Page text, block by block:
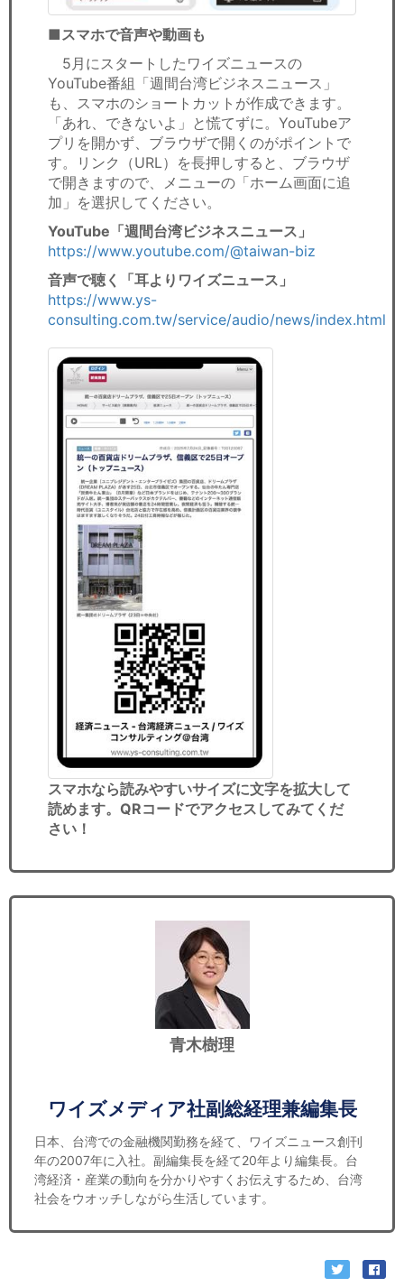
■スマホで音声や動画も
5月にスタートしたワイズニュースの
YouTube番組「週間台湾ビジネスニュース」
も、スマホのショートカットが作成できます。
「あれ、できないよ」と慌てずに。YouTubeア
プリを開かず、ブラウザで開くのがポイントで
す。リンク（URL）を長押しすると、ブラウザ
で開きますので、メニューの「ホーム画面に追
加」を選択してください。
YouTube「週間台湾ビジネスニュース」
https://www.youtube.com/@taiwan-biz
音声で聴く「耳よりワイズニュース」
https://www.ys-
consulting.com.tw/service/audio/news/index.html
スマホなら読みやすいサイズに文字を拡大して
読めます。QRコードでアクセスしてみてくだ
さい！
青木樹理
ワイズメディア社副総経理兼編集長
日本、台湾での金融機関勤務を経て、ワイズニュース創刊
年の2007年に入社。副編集長を経て20年より編集長。台
湾経済・産業の動向を分かりやすくお伝えするため、台湾
社会をウオッチしながら生活しています。